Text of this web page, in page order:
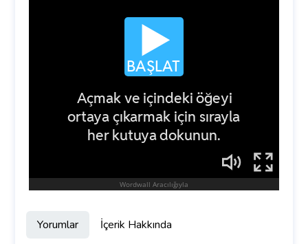
Yorumlar İçerik Hakkında